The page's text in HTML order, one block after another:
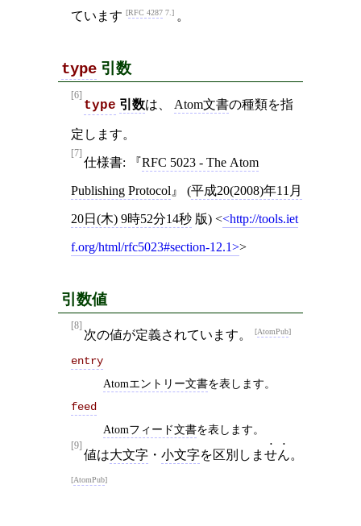
ています RFC 4287 7. 。
type引数
[6]
type 引数は、 Atom文書の種類を指
定します。
[7]
仕様書: RFC 5023 - The Atom
Publishing Protocol (平成20(2008)年11月
20日(木) 9時52分14秒 版) < http://tools.iet
f.org/html/rfc5023#section-12.1 >
引数値
[8]
次の値が定義されています。 AtomPub
entry
Atomエントリー文書を表します。
feed
Atomフィード文書を表します。
[9]
値は大文字 ・ 小文字を区別しま せん。
AtomPub